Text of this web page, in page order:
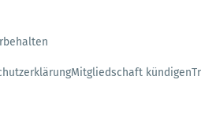
Mitgliedschaft kündigen